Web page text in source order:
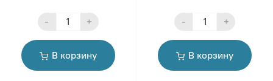
- +
В корзину
- +
В корзину